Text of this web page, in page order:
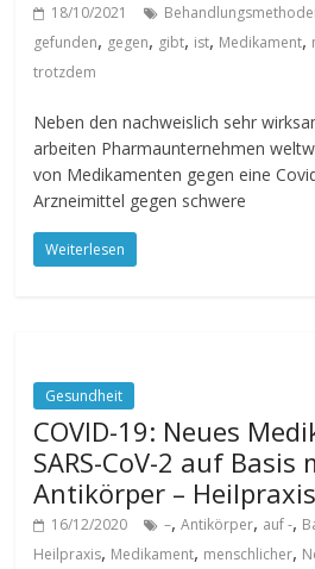
18/10/2021
gefunden, gegen, gibt, ist, Medikament,
trotzdem
Neben den nachweislich sehr
arbeiten Pharmaunternehmen
von Medikamenten gegen eine
Arzneimittel gegen schwere
Weiterlesen
Gesundheit
COVID-19: Neues
SARS-CoV-2 auf Basis
Antikörper – Heilpraxis
16/12/2020 –,Antikörper, auf -,
Heilpraxis, Medikament, menschlicher,